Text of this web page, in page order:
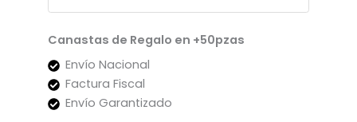
Canastas de Regalo en +50pzas
Envío Nacional
Factura Fiscal
Envío Garantizado